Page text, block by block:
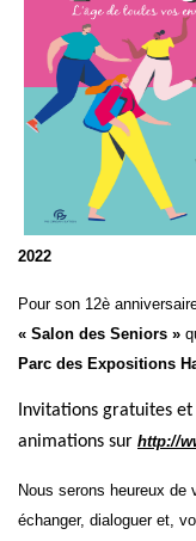
2022
Pour son 12è
« Salon des Seniors »
Parc des Expositions
Invitations gratuites
animations sur http://
Nous serons heureux de
échanger, dialoguer et,